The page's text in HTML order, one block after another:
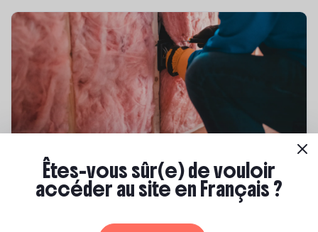
Compétences & formations
Top 8 des formations en rénovation
énergétique des bâtiments
Êtes-vous sûr(e) de vouloir
accéder au site en Français ?